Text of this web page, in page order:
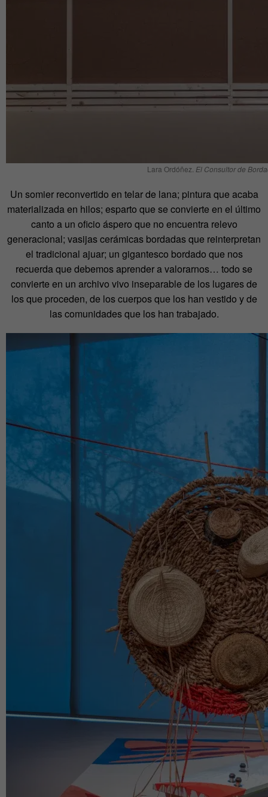
Lara Ordóñez. El Consultor de
Un somier reconvertido en telar de lana; pintura que acaba
materializada en hilos; esparto que se convierte en el último
canto a un oficio áspero que no encuentra relevo
generacional; vasijas cerámicas bordadas que reinterpretan
el tradicional ajuar; un gigantesco bordado que nos
recuerda que debemos aprender a valorarnos… todo se
convierte en un archivo vivo inseparable de los lugares de
los que proceden, de los cuerpos que los han vestido y de
las comunidades que los han trabajado.